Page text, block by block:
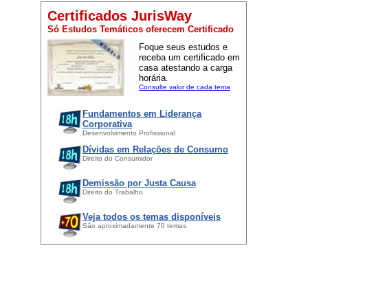
Certificados JurisWay
Só Estudos Temáticos oferecem Certificado
Foque seus estudos e
receba um certificado em
casa atestando a carga
horária.
Consulte valor de cada tema
Fundamentos em Liderança
Corporativa
Desenvolvimento Profissional
Dívidas em Relações de Consumo
Direito do Consumidor
Demissão por Justa Causa
Direito do Trabalho
Veja todos os temas disponíveis
São aproximadamente 70 temas